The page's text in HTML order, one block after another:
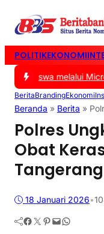
POLITIKEKONOMI
Siswa melalui
BeritaBrandingEkonomi
Beranda » Berita »
Polres
Obat
Tangerang
18 Januari 2026•
Facebook Twitter Pinterest Mail WhatsApp